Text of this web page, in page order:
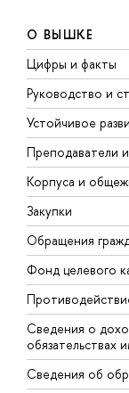
О ВЫШКЕ
Цифры и факты
Руководство и
Устойчивое
Преподаватели
Корпуса и
Закупки
Обращения
Фонд целевого
Сведения о
обязательствах
Сведения об